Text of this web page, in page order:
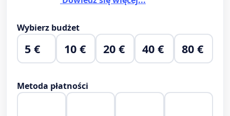
Wybierz budżet
5 € 10 € 20 € 40 € 80 €
Metoda płatności